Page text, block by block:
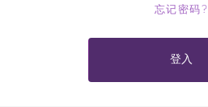
忘记密码?
登入